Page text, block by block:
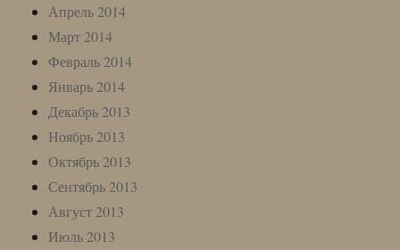
Апрель 2014
Март 2014
Февраль 2014
Январь 2014
Декабрь 2013
Ноябрь 2013
Октябрь 2013
Сентябрь 2013
Август 2013
Июль 2013